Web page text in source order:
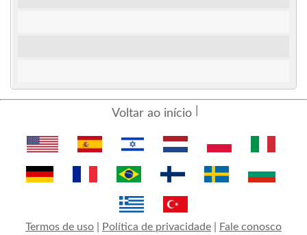
Voltar ao início
Termos de uso Política de privacidade Fale conosco